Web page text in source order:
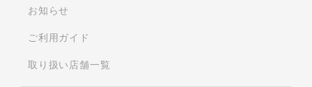
お知らせ
ご利用ガイド
取り扱い店舗一覧